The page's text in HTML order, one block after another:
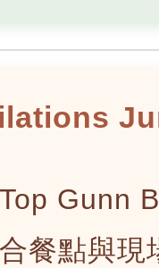
Gunn
餐點與現